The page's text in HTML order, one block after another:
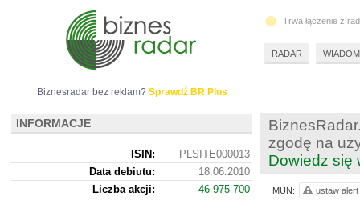
zgodę na
Dowiedz się
MUN: ustaw alert
Biznesradar bez reklam? Sprawdź BR Plus
INFORMACJE
ISIN:
PLSITE000013
Data debiutu:
18.06.2010
Liczba akcji:
46 975 700
Trwa łączenie z
RADAR